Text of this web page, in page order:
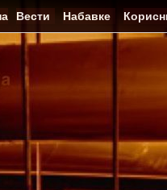
Вести Набавке